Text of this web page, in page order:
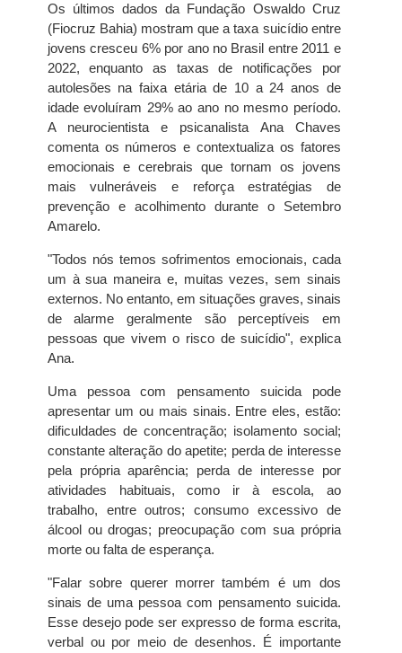
Os últimos dados da Fundação Oswaldo Cruz
(Fiocruz Bahia) mostram que a taxa suicídio entre
jovens cresceu 6% por ano no Brasil entre 2011 e
2022, enquanto as taxas de notificações por
autolesões na faixa etária de 10 a 24 anos de
idade evoluíram 29% ao ano no mesmo período.
A neurocientista e psicanalista Ana Chaves
comenta os números e contextualiza os fatores
emocionais e cerebrais que tornam os jovens
mais vulneráveis e reforça estratégias de
prevenção e acolhimento durante o Setembro
Amarelo.
"Todos nós temos sofrimentos emocionais, cada
um à sua maneira e, muitas vezes, sem sinais
externos. No entanto, em situações graves, sinais
de alarme geralmente são perceptíveis em
pessoas que vivem o risco de suicídio", explica
Ana.
Uma pessoa com pensamento suicida pode
apresentar um ou mais sinais. Entre eles, estão:
dificuldades de concentração; isolamento social;
constante alteração do apetite; perda de interesse
pela própria aparência; perda de interesse por
atividades habituais, como ir à escola, ao
trabalho, entre outros; consumo excessivo de
álcool ou drogas; preocupação com sua própria
morte ou falta de esperança.
"Falar sobre querer morrer também é um dos
sinais de uma pessoa com pensamento suicida.
Esse desejo pode ser expresso de forma escrita,
verbal ou por meio de desenhos. É importante